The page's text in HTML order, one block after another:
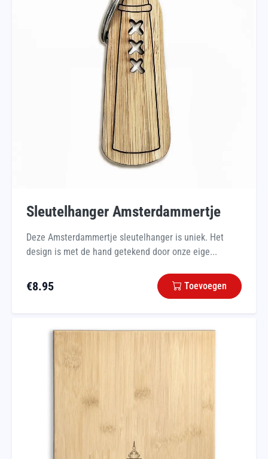
Sleutelhanger Amsterdammertje
Deze Amsterdammertje sleutelhanger is uniek. Het
design is met de hand getekend door onze eige...
€8.95 Toevoegen